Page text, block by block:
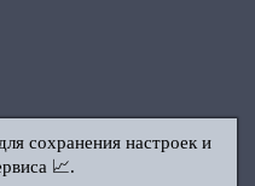
сохранения настроек и
📈.